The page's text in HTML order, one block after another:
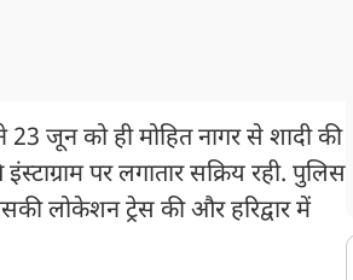
जून को ही मोहित नागर से शादी की
पर लगातार सक्रिय रही. पुलिस
लोकेशन ट्रेस की और हरिद्वार में